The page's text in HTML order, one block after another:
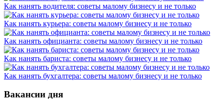
Как нанять водителя: советы малому бизнесу и не только
Как нанять курьера: советы малому бизнесу и не только
Как нанять официанта: советы малому бизнесу и не только
Как нанять бариста: советы малому бизнесу и не только
Как нанять бухгалтера: советы малому бизнесу и не только
Вакансии дня